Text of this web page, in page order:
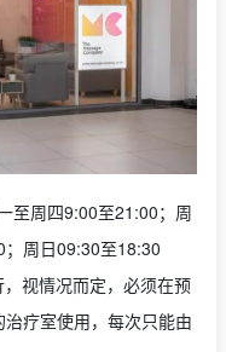
至周四9:00至21:00；周
周日09:30至18:30
视情况而定，必须在预
疗室使用，每次只能由